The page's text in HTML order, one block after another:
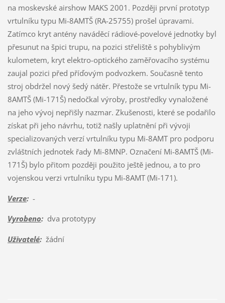
na moskevské airshow MAKS 2001. Později první prototyp
vrtulníku typu Mi-8AMTŠ (RA-25755) prošel úpravami.
Zatímco kryt antény naváděcí rádiové-povelové jednotky byl
přesunut na špici trupu, na pozici střeliště s pohyblivým
kulometem, kryt elektro-optického zaměřovacího systému
zaujal pozici před příďovým podvozkem. Současně tento
stroj obdržel nový šedý nátěr. Přestože se vrtulník typu Mi-
8AMTŠ (Mi-171Š) nedočkal výroby, prostředky vynaložené
na jeho vývoj nepřišly nazmar. Zkušenosti, které se podařilo
získat při jeho návrhu, totiž našly uplatnění při vývoji
specializovaných verzí vrtulníku typu Mi-8AMT pro podporu
zvláštních jednotek řady Mi-8MNP. Označení Mi-8AMTŠ (Mi-
171Š) bylo přitom později použito ještě jednou, a to pro
vojenskou verzi vrtulníku typu Mi-8AMT (Mi-171).
Verze:-
Vyrobeno:dva prototypy
Uživatelé:žádní